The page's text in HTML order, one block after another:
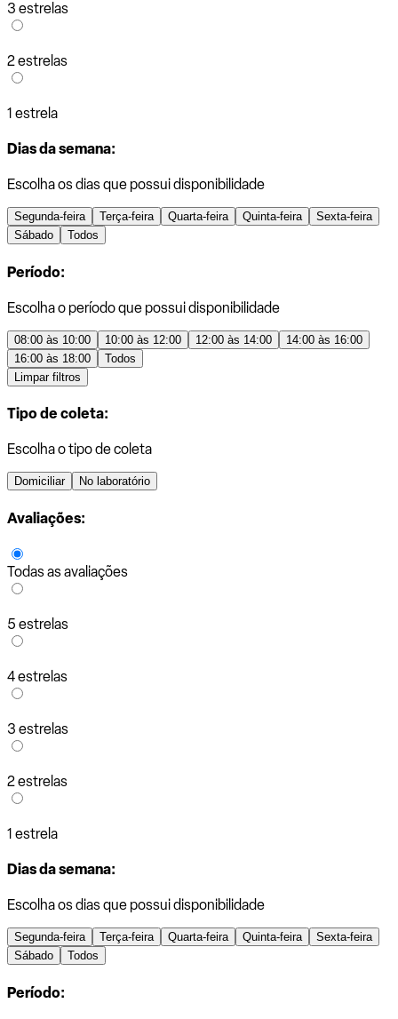
3 estrelas
2 estrelas
1 estrela
Dias da semana:
Escolha os dias que possui disponibilidade
Segunda-feira Terça-feira Quarta-feira Quinta-feira
Sexta-feira
Sábado
Todos
Período:
Escolha o período que possui disponibilidade
08:00 às 10:00 10:00 às 12:00 12:00 às 14:00
14:00 às 16:00
16:00 às 18:00
Todos
Limpar filtros
Tipo de coleta:
Escolha o tipo de coleta
Domiciliar No laboratório
Avaliações:
Todas as avaliações
5 estrelas
4 estrelas
3 estrelas
2 estrelas
1 estrela
Dias da semana:
Escolha os dias que possui disponibilidade
Segunda-feira Terça-feira Quarta-feira Quinta-feira
Sexta-feira
Sábado
Todos
Período: